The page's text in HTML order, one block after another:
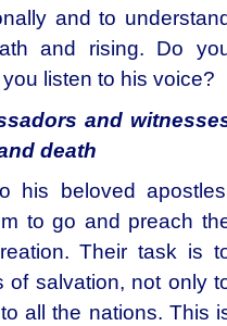
and to
and rising. Do
listen to his voice?
and
death
his beloved
to go and preach
Their task is
of salvation, not only
all the nations. This